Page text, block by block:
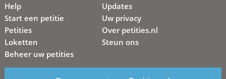
Help
Start een petitie
Petities
Loketten
Beheer uw petities
Updates
Uw privacy
Over petities.nl
Steun ons